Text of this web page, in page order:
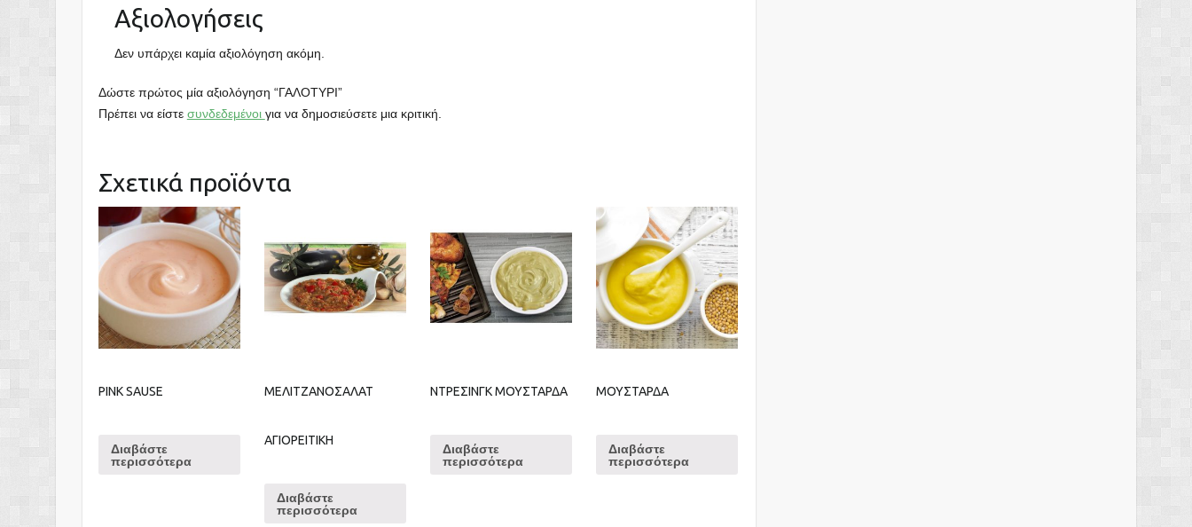
Αξιολογήσεις
Δεν υπάρχει καμία αξιολόγηση ακόμη.
Δώστε πρώτος μία αξιολόγηση “ΓΑΛΟΤΥΡΙ”
Πρέπει να είστε συνδεδεμένοι για να δημοσιεύσετε μια κριτική.
Σχετικά προϊόντα
PINK SAUSE
Διαβάστε
περισσότερα
ΜΕΛΙΤΖΑΝΟΣΑΛΑΤ
ΑΓΙΟΡΕΙΤΙΚΗ
Διαβάστε
περισσότερα
ΝΤΡΕΣΙΝΓΚ ΜΟΥΣΤΑΡΔΑ
Διαβάστε
περισσότερα
ΜΟΥΣΤΑΡΔΑ
Διαβάστε
περισσότερα